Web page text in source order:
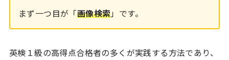
まず一つ目が「画像検索」です。
英検１級の高得点合格者の多くが実践する方法であり、